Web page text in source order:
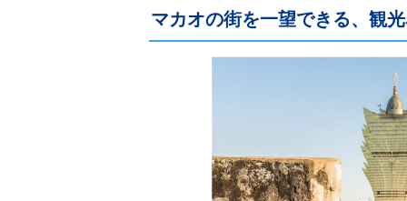
マカオの街を一望できる、観